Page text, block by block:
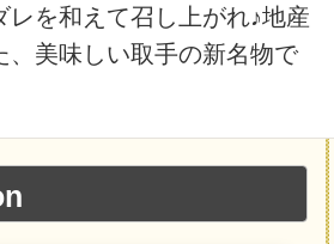
レを和えて召し上がれ♪地産
、美味しい取手の新名物で